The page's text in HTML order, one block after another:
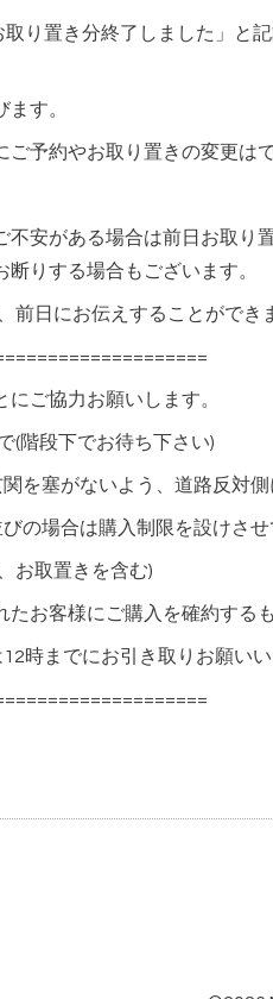
取り置き分終了しました」と
ます。
ご予約やお取り置きの変更は
不安がある場合は前日お取
りする場合もございます。
前日にお伝えすることがで
にご協力お願いします。
(階段下でお待ち下さい)
を塞がないよう、道路反対
の場合は購入制限を設けさ
お取置きを含む)
たお客様にご購入を確約する
時までにお引き取りお願い